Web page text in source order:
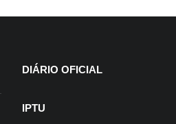
DIÁRIO OFICIAL
IPTU